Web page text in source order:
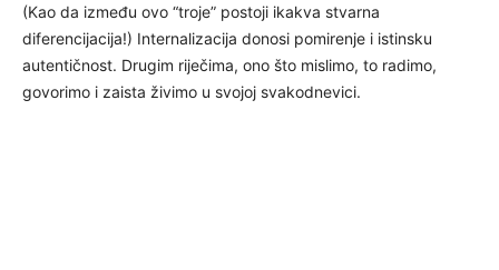
(Kao da između ovo “troje” postoji ikakva stvarna
diferencijacija!) Internalizacija donosi pomirenje i istinsku
autentičnost. Drugim riječima, ono što mislimo, to radimo,
govorimo i zaista živimo u svojoj svakodnevici.